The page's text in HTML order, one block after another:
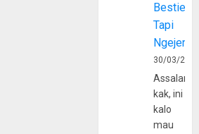
Bestie
Tapi
30/03/
kak, ini
kalo
mau